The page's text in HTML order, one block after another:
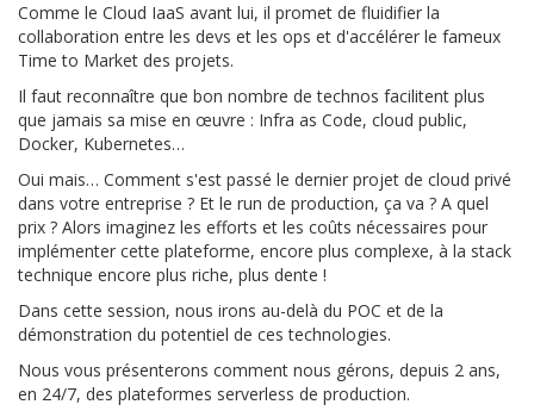
Comme le Cloud IaaS avant lui, il promet de fluidifier la
collaboration entre les devs et les ops et d'accélérer le fameux
Time to Market des projets.
Il faut reconnaître que bon nombre de technos facilitent plus
que jamais sa mise en œuvre : Infra as Code, cloud public,
Docker, Kubernetes…
Oui mais… Comment s'est passé le dernier projet de cloud privé
dans votre entreprise ? Et le run de production, ça va ? A quel
prix ? Alors imaginez les efforts et les coûts nécessaires pour
implémenter cette plateforme, encore plus complexe, à la stack
technique encore plus riche, plus dente !
Dans cette session, nous irons au-delà du POC et de la
démonstration du potentiel de ces technologies.
Nous vous présenterons comment nous gérons, depuis 2 ans,
en 24/7, des plateformes serverless de production.